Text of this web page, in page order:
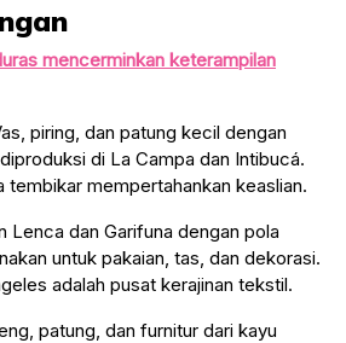
mencerminkan keterampilan
piring, dan patung kecil dengan
di La Campa dan Intibucá.
tembikar mempertahankan keaslian.
Lenca dan Garifuna dengan pola
untuk pakaian, tas, dan dekorasi.
adalah pusat kerajinan tekstil.
patung, dan furnitur dari kayu